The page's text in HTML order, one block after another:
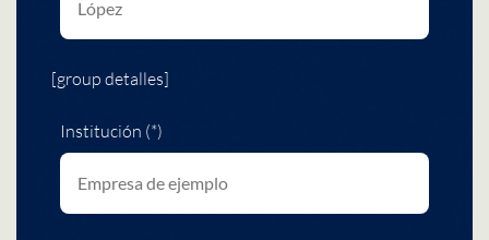
[group detalles]
Institución (*)